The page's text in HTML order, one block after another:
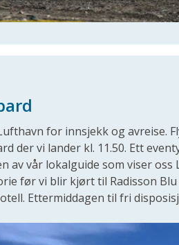
for innsjekk og avreise.
der vi lander kl. 11.50. Ett
av vår lokalguide som viser oss
før vi blir kjørt til Radisson
Ettermiddagen til fri